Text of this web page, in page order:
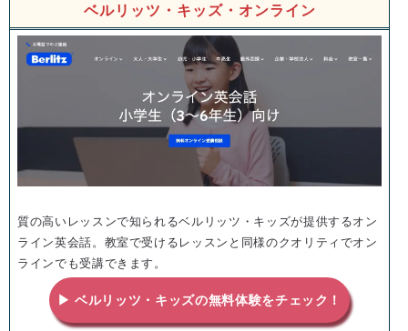
ベルリッツ・キッズ・オンライン
質の高いレッスンで知られるベルリッツ・キッズが提供するオン
ライン英会話。教室で受けるレッスンと同様のクオリティでオン
ラインでも受講できます。
▶ ベルリッツ・キッズの無料体験をチェック！